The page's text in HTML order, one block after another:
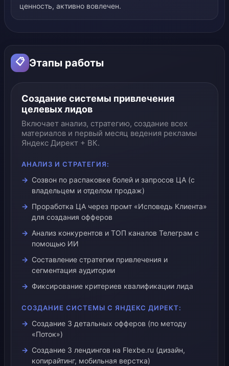
ценность, активно вовлечен.
📋 Этапы работы
Создание системы привлечения
целевых лидов
Включает анализ, стратегию, создание всех
материалов и первый месяц ведения рекламы
Яндекс Директ + ВК.
АНАЛИЗ И СТРАТЕГИЯ:
Созвон по распаковке болей и запросов ЦА (с
владельцем и отделом продаж)
Проработка ЦА через промт «Исповедь Клиента»
для создания офферов
Анализ конкурентов и ТОП каналов Телеграм с
помощью ИИ
Составление стратегии привлечения и
сегментация аудитории
Фиксирование критериев квалификации лида
СОЗДАНИЕ СИСТЕМЫ С ЯНДЕКС ДИРЕКТ:
Создание 3 детальных офферов (по методу
«Поток»)
Создание 3 лендингов на Flexbe.ru (дизайн,
копирайтинг, мобильная верстка)